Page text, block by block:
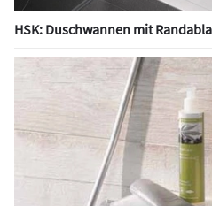
HSK: Duschwannen mit